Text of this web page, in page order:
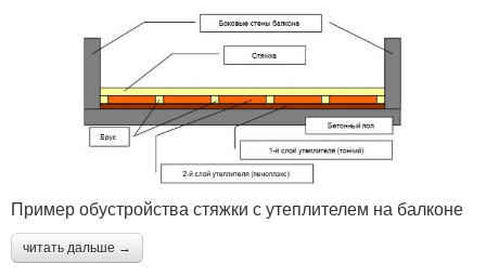
Пример обустройства стяжки с утеплителем на балконе
читать дальше →